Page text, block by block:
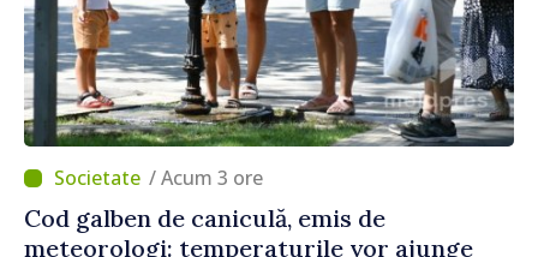
/ Acum 3 ore
Cod galben de caniculă, emis de
meteorologi: temperaturile vor ajunge